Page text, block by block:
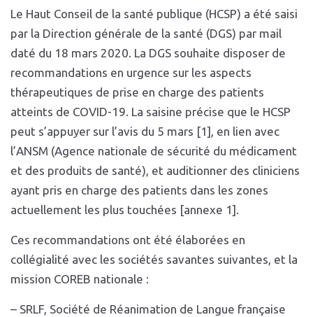
Le Haut Conseil de la santé publique (HCSP) a été saisi
par la Direction générale de la santé (DGS) par mail
daté du 18 mars 2020. La DGS souhaite disposer de
recommandations en urgence sur les aspects
thérapeutiques de prise en charge des patients
atteints de COVID-19. La saisine précise que le HCSP
peut s’appuyer sur l’avis du 5 mars [1], en lien avec
l’ANSM (Agence nationale de sécurité du médicament
et des produits de santé), et auditionner des cliniciens
ayant pris en charge des patients dans les zones
actuellement les plus touchées [annexe 1].
Ces recommandations ont été élaborées en
collégialité avec les sociétés savantes suivantes, et la
mission COREB nationale :
– SRLF, Société de Réanimation de Langue française